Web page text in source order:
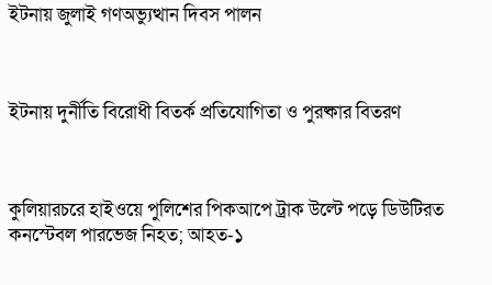
ইটনায় জুলাই গণঅভ্যুত্থান দিবস পালন
ইটনায় দুর্নীতি বিরোধী বিতর্ক প্রতিযোগিতা ও পুরষ্কার বিতরণ
কুলিয়ারচরে হাইওয়ে পুলিশের পিকআপে ট্রাক উল্টে পড়ে ডিউটিরত
কনস্টেবল পারভেজ নিহত; আহত-১